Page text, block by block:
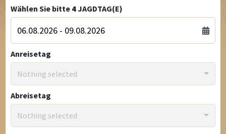
Wählen Sie bitte 4JAGDTAG(E)
Anreisetag
Nothing selected
Abreisetag
Nothing selected